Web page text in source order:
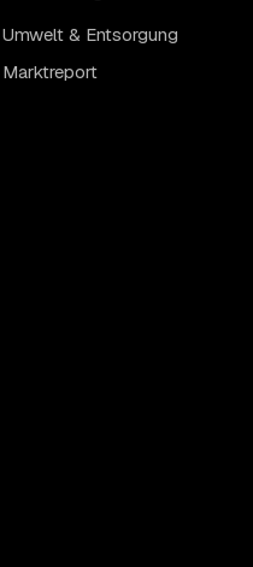
Umwelt & Entsorgung
Marktreport